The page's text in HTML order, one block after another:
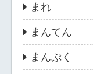
まれ
まんてん
まんぷく